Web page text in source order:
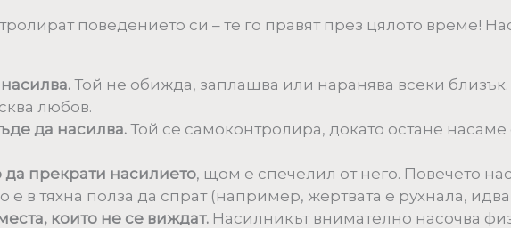
поведението си – те го правят през цялото време!
Той не обижда, заплашва или наранява всеки
любов.
да насилва. Той се самоконтролира, докато остане
прекрати насилието, щом е спечелил от него. Повечето
е в тяхна полза да спрат (например, жертвата е рухнала,
които не се виждат. Насилникът внимателно насочва